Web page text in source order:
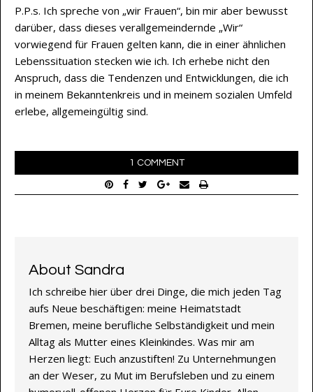
P.P.s. Ich spreche von „wir Frauen“, bin mir aber bewusst
darüber, dass dieses verallgemeindernde „Wir“
vorwiegend für Frauen gelten kann, die in einer ähnlichen
Lebenssituation stecken wie ich. Ich erhebe nicht den
Anspruch, dass die Tendenzen und Entwicklungen, die ich
in meinem Bekanntenkreis und in meinem sozialen Umfeld
erlebe, allgemeingültig sind.
1 COMMENT
About Sandra
Ich schreibe hier über drei Dinge, die mich jeden Tag
aufs Neue beschäftigen: meine Heimatstadt
Bremen, meine berufliche Selbständigkeit und mein
Alltag als Mutter eines Kleinkindes. Was mir am
Herzen liegt: Euch anzustiften! Zu Unternehmungen
an der Weser, zu Mut im Berufsleben und zu einem